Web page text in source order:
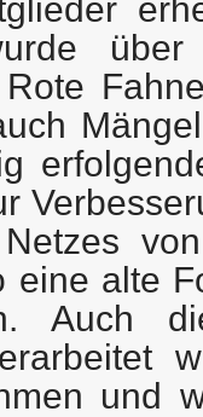
von
eine alte
Auch
und